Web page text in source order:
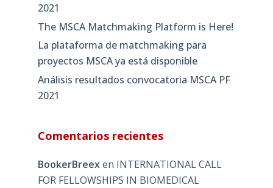
2021
The MSCA Matchmaking Platform is Here!
La plataforma de matchmaking para
proyectos MSCA ya está disponible
Análisis resultados convocatoria MSCA PF
2021
Comentarios recientes
BookerBreexen INTERNATIONAL CALL
FOR FELLOWSHIPS IN BIOMEDICAL